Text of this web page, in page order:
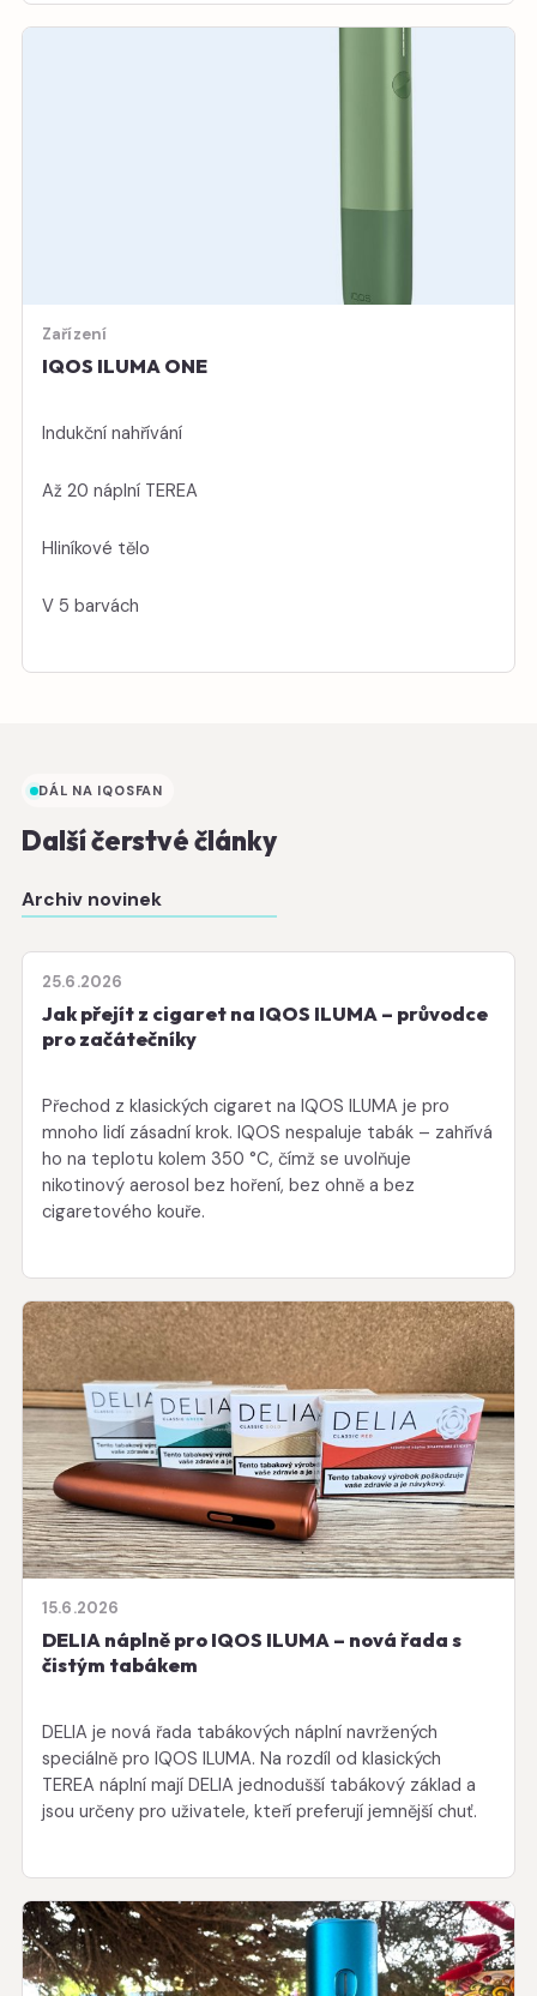
Zařízení
IQOS ILUMA ONE
Indukční nahřívání
Až 20 náplní TEREA
Hliníkové tělo
V 5 barvách
DÁL NA IQOSFAN
Další čerstvé články
Archiv novinek
25.6.2026
Jak přejít z cigaret na IQOS ILUMA – průvodce
pro začátečníky
Přechod z klasických cigaret na IQOS ILUMA je pro
mnoho lidí zásadní krok. IQOS nespaluje tabák – zahřívá
ho na teplotu kolem 350 °C, čímž se uvolňuje
nikotinový aerosol bez hoření, bez ohně a bez
cigaretového kouře.
15.6.2026
DELIA náplně pro IQOS ILUMA – nová řada s
čistým tabákem
DELIA je nová řada tabákových náplní navržených
speciálně pro IQOS ILUMA. Na rozdíl od klasických
TEREA náplní mají DELIA jednodušší tabákový základ a
jsou určeny pro uživatele, kteří preferují jemnější chuť.